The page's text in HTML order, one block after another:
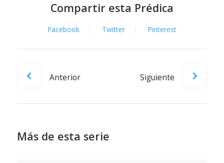
Compartir esta Prédica
Facebook Twitter Pinterest
Anterior Siguiente
Más de esta serie